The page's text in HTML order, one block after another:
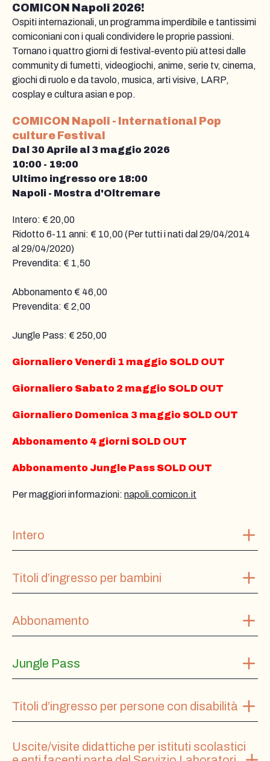
COMICON Napoli 2026!
Ospiti internazionali, un programma imperdibile e tantissimi
comiconiani con i quali condividere le proprie passioni.
Tornano i quattro giorni di festival-evento più attesi dalle
community di fumetti, videogiochi, anime, serie tv, cinema,
giochi di ruolo e da tavolo, musica, arti visive, LARP,
cosplay e cultura asian e pop.
COMICON Napoli - International Pop
culture Festival
Dal 30 Aprile al 3 maggio 2026
10:00 - 19:00
Ultimo ingresso ore 18:00
Napoli - Mostra d'Oltremare
Intero: € 20,00
Ridotto 6-11 anni: € 10,00 (Per tutti i nati dal 29/04/2014
al 29/04/2020)
Prevendita: € 1,50
Abbonamento € 46,00
Prevendita: € 2,00
Jungle Pass: € 250,00
Giornaliero Venerdì 1 maggio SOLD OUT
Giornaliero Sabato 2 maggio SOLD OUT
Giornaliero Domenica 3 maggio SOLD OUT
Abbonamento 4 giorni SOLD OUT
Abbonamento Jungle Pass SOLD OUT
Per maggiori informazioni: napoli.comicon.it
Intero
Titoli d’ingresso per bambini
Abbonamento
Jungle Pass
Titoli d’ingresso per persone con disabilità
Uscite/visite didattiche per istituti scolastici